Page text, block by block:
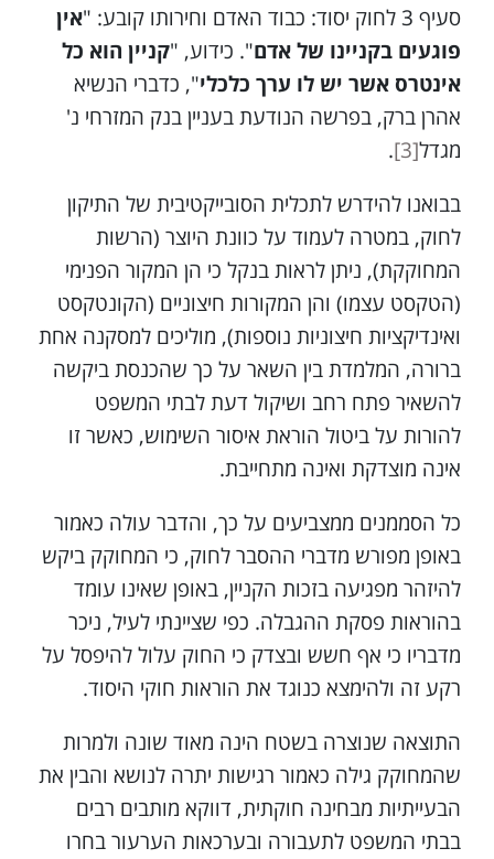
סעיף 3 לחוק יסוד: כבוד האדם וחירותו קובע: "
אין
פוגעים בקניינו של אדם". כידוע, "קניין הוא כל
אינטרס אשר יש לו ערך כלכלי", כדברי הנשיא
אהרן ברק, בפרשה הנודעת בעניין בנק המזרחי נ'
מגדל[3]
.
בבואנו להידרש לתכלית הסובייקטיבית של התיקון
לחוק, במטרה לעמוד על כוונת היוצר (הרשות
המחוקקת), ניתן לראות בנקל כי הן המקור הפנימי
(הטקסט עצמו) והן המקורות חיצוניים (הקונטקסט
ואינדיקציות חיצוניות נוספות), מוליכים למסקנה אחת
ברורה, המלמדת בין השאר על כך שהכנסת ביקשה
להשאיר פתח רחב ושיקול דעת לבתי המשפט
להורות על ביטול הוראת איסור השימוש, כאשר זו
אינה מוצדקת ואינה מתחייבת.
כל הסממנים ממצביעים על כך, והדבר עולה כאמור
באופן מפורש מדברי ההסבר לחוק, כי המחוקק ביקש
להיזהר מפגיעה בזכות הקניין, באופן שאינו עומד
בהוראות פסקת ההגבלה. כפי שציינתי לעיל, ניכר
מדבריו כי אף חשש ובצדק כי החוק עלול להיפסל על
רקע זה ולהימצא כנוגד את הוראות חוקי היסוד.
התוצאה שנוצרה בשטח הינה מאוד שונה ולמרות
שהמחוקק גילה כאמור רגישות יתרה לנושא והבין את
הבעייתיות מבחינה חוקתית, דווקא מותבים רבים
בבתי המשפט לתעבורה ובערכאות הערעור בחרו